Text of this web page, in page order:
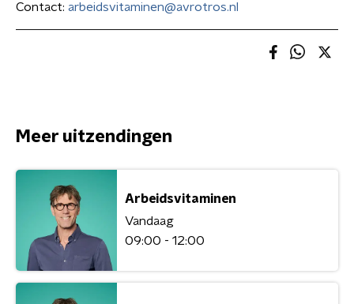
Contact: arbeidsvitaminen@avrotros.nl
Meer uitzendingen
Arbeidsvitaminen
Vandaag
09:00 - 12:00